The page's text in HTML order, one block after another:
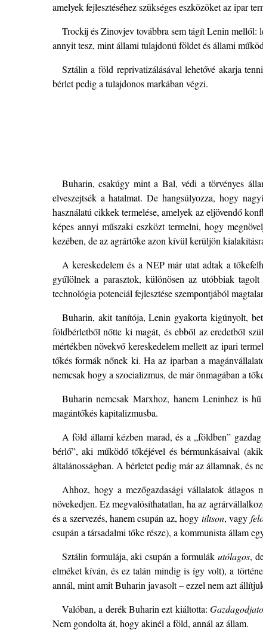
amelyek fejlesztéséhez szükséges eszközöket az ipar
Trockij és Zinovjev továbbra sem tágít Lenin mellől:
annyit tesz, mint állami tulajdonú földet és állami
Sztálin a föld reprivatizálásával lehetővé akarja
bérlet pedig a tulajdonos markában végzi.
Buharin, csakúgy mint a Bal, védi a törvényes
elveszejtsék a hatalmat. De hangsúlyozza, hogy
használatú cikkek termelése, amelyek az eljövendő
képes annyi műszaki eszközt termelni, hogy
kezében, de az agrártőke azon kívül kerüljön
A kereskedelem és a NEP már utat adtak a
gyűlölnek a parasztok, különösen az utóbbiak
technológia potenciál fejlesztése szempontjából
Buharin, akit tanítója, Lenin gyakorta kigúnyolt,
földbérletből nőtte ki magát, és ebből az eredetből
mértékben növekvő kereskedelem mellett az ipari
tőkés formák nőnek ki. Ha az iparban a
nemcsak hogy a szocializmus, de már önmagában a
Buharin nemcsak Marxhoz, hanem Leninhez is
magántőkés kapitalizmusba.
A föld állami kézben marad, és a „földben”
bérlő”, aki működő tőkéjével és bérmunkásaival
általánosságban. A bérletet pedig már az államnak, és
Ahhoz, hogy a mezőgazdasági vállalatok átlagos
növekedjen. Ez megvalósíthatatlan, ha az
és a szervezés, hanem csupán az, hogy tiltson, vagy
csupán a társadalmi tőke része), a kommunista állam
Sztálin formulája, aki csupán a formulákutólagos,
elméket kíván, és ez talán mindig is így volt), a
annál, mint amit Buharin javasolt – ezzel nem azt
Valóban, a derék Buharin ezt kiáltotta:
Nem gondolta át, hogy akinél a föld, annál az állam.